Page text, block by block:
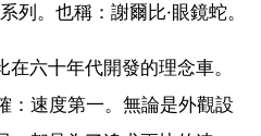
列。也稱：謝爾比·眼鏡蛇。
六十年代開發的理念車。
：速度第一。無論是外觀設